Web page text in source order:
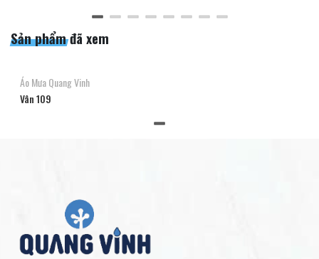
Sản phẩm đã xem
Áo Mưa Quang Vinh
Vân 109